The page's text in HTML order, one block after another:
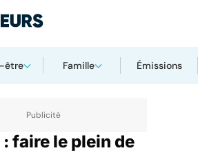
être Famille Émissions
faire le plein de